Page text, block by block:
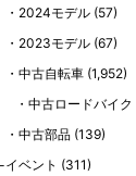
2024モデル (57)
2023モデル (67)
中古自転車 (1,952)
中古ロードバイク
中古部品 (139)
イベント (311)